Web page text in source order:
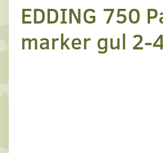
EDDING 750
marker gul 2-